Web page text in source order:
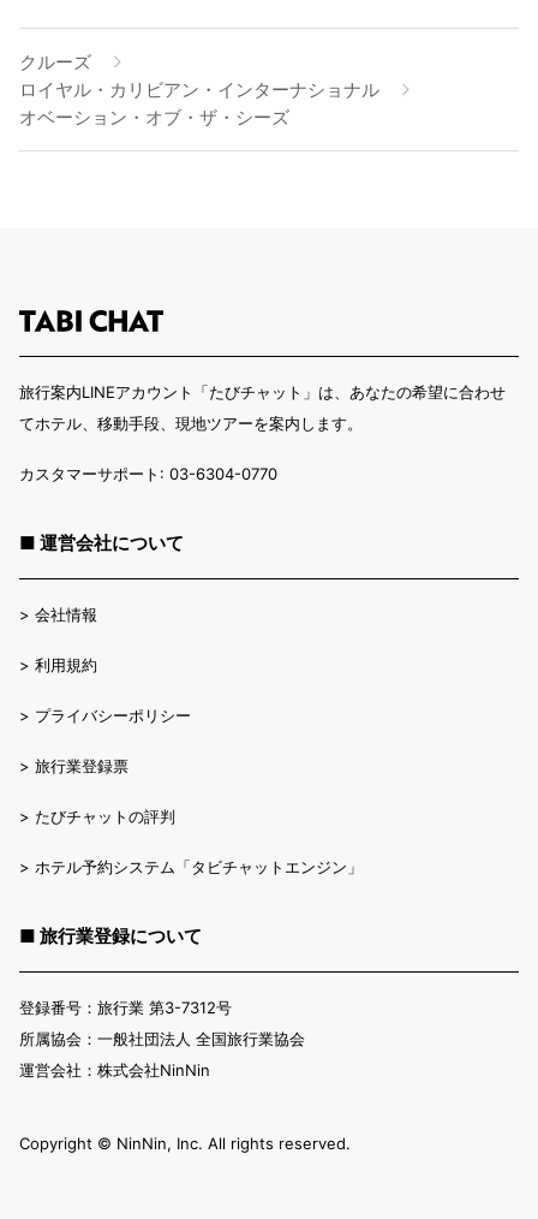
クルーズ
ロイヤル・カリビアン・インターナショナル
オベーション・オブ・ザ・シーズ
旅行案内LINEアカウント「たびチャット」は、あなたの希望に合わせ
てホテル、移動手段、現地ツアーを案内します。
カスタマーサポート: 03-6304-0770
■ 運営会社について
> 会社情報
> 利用規約
> プライバシーポリシー
> 旅行業登録票
> たびチャットの評判
> ホテル予約システム「タビチャットエンジン」
■ 旅行業登録について
登録番号：旅行業 第3-7312号
所属協会：一般社団法人 全国旅行業協会
運営会社：株式会社NinNin
Copyright ©︎ NinNin, Inc. All rights reserved.